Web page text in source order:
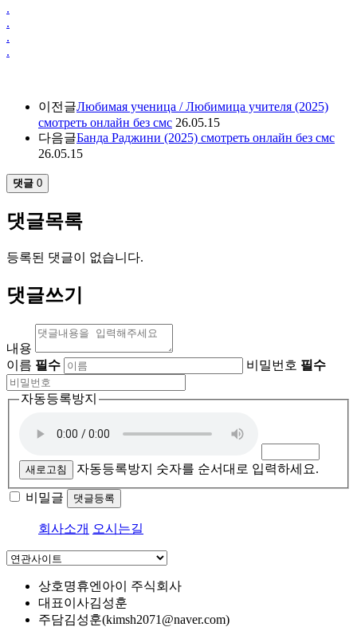
.
.
.
.
이전글Любимая ученица / Любимица учителя (2025)
смотреть онлайн без смс 26.05.15
다음글Банда Раджини (2025) смотреть онлайн без смс
26.05.15
댓글 0
댓글목록
등록된 댓글이 없습니다.
댓글쓰기
내용
이름 필수 비밀번호 필수
자동등록방지
새로고침 자동등록방지 숫자를 순서대로 입력하세요.
비밀글 댓글등록
회사소개 오시는길
상호명휴엔아이 주식회사
대표이사김성훈
주담김성훈(kimsh2071@naver.com)